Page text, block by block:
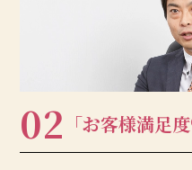
02 「お客様満足度